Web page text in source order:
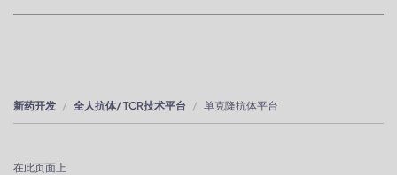
新药开发 全人抗体/ TCR技术平台 单克隆抗体平台
在此页面上